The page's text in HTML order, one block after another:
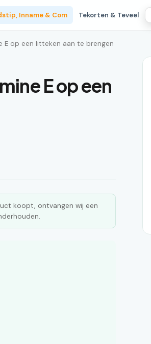
Inname & Com Tekorten & Teveel
E op een litteken aan te brengen
E op een
koopt, ontvangen wij een